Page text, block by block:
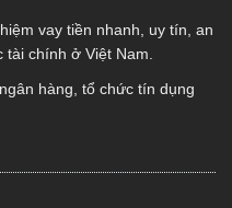
vay tiền nhanh, uy tín, an
tài chính ở Việt Nam.
hàng, tổ chức tín dụng